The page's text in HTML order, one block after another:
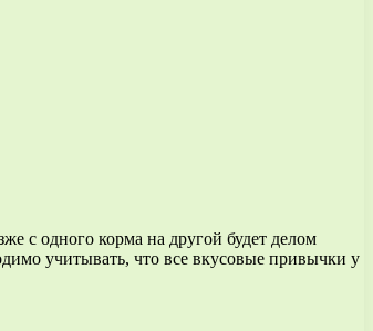
с одного корма на другой будет делом
учитывать, что все вкусовые привычки у